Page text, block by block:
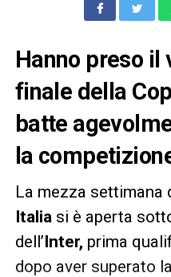
Hanno preso il
finale della
batte
la
La mezza settimana
Italiasi è aperta
dell’Inter, prima
dopo aver superato